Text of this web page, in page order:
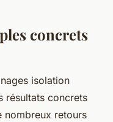
concrets
isolation
résultats concrets
nombreux retours